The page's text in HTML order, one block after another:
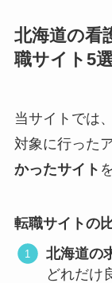
北海道の看
職サイト5
当サイトでは
対象に行った
かったサイト
転職サイトの
北海道の
どれだけ